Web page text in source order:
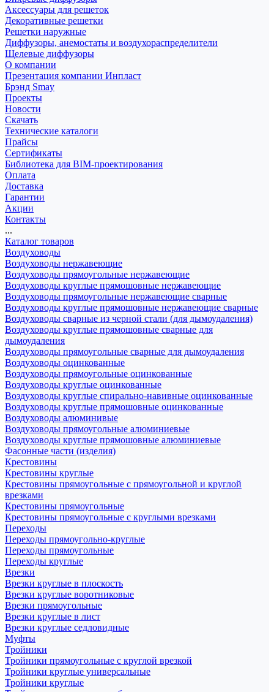
Аксессуары для решеток
Декоративные решетки
Решетки наружные
Диффузоры, анемостаты и воздухораспределители
Щелевые диффузоры
О компании
Презентация компании Инпласт
Брэнд Smay
Проекты
Новости
Скачать
Технические каталоги
Прайсы
Сертификаты
Библиотека для BIM-проектирования
Оплата
Доставка
Гарантии
Акции
Контакты
...
Каталог товаров
Воздуховоды
Воздуховоды нержавеющие
Воздуховоды прямоугольные нержавеющие
Воздуховоды круглые прямошовные нержавеющие
Воздуховоды прямоугольные нержавеющие сварные
Воздуховоды круглые прямошовные нержавеющие сварные
Воздуховоды сварные из черной стали (для дымоудаления)
Воздуховоды круглые прямошовные сварные для
дымоудаления
Воздуховоды прямоугольные сварные для дымоудаления
Воздуховоды оцинкованные
Воздуховоды прямоугольные оцинкованные
Воздуховоды круглые оцинкованные
Воздуховоды круглые спирально-навивные оцинкованные
Воздуховоды круглые прямошовные оцинкованные
Воздуховоды алюминивые
Воздуховоды прямоугольные алюминиевые
Воздуховоды круглые прямошовные алюминиевые
Фасонные части (изделия)
Крестовины
Крестовины круглые
Крестовины прямоугольные с прямоугольной и круглой
врезками
Крестовины прямоугольные
Крестовины прямоугольные с круглыми врезками
Переходы
Переходы прямоугольно-круглые
Переходы прямоугольные
Переходы круглые
Врезки
Врезки круглые в плоскость
Врезки круглые воротниковые
Врезки прямоугольные
Врезки круглые в лист
Врезки круглые седловидные
Муфты
Тройники
Тройники прямоугольные с круглой врезкой
Тройники круглые универсальные
Тройники круглые